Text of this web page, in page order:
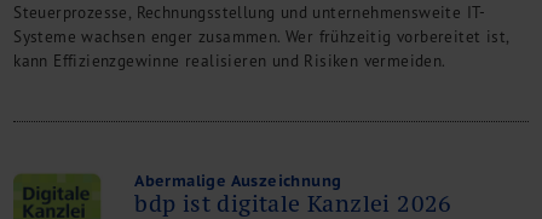
Steuerprozesse, Rechnungsstellung und unternehmensweite IT-
Systeme wachsen enger zusammen. Wer frühzeitig vorbereitet ist,
kann Effizienzgewinne realisieren und Risiken vermeiden.
Abermalige Auszeichnung
bdp ist digitale Kanzlei 2026